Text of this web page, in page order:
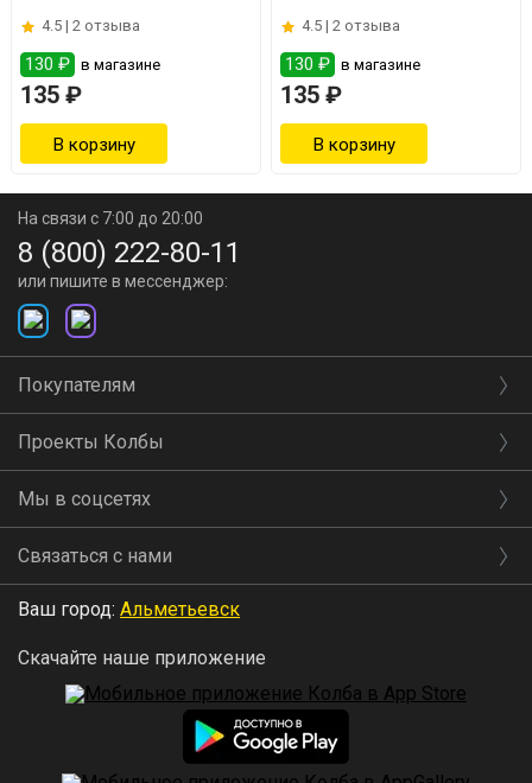
4.5 | 2 отзыва
130 ₽ в магазине
135 ₽
4.5 |2 отзыва
130 ₽ в магазине
135 ₽
На связи с 7:00 до 20:00
8 (800) 222-80-11
или пишите в мессенджер:
Покупателям
Проекты Колбы
Мы в соцсетях
Связаться с нами
Ваш город: Альметьевск
Скачайте наше приложение